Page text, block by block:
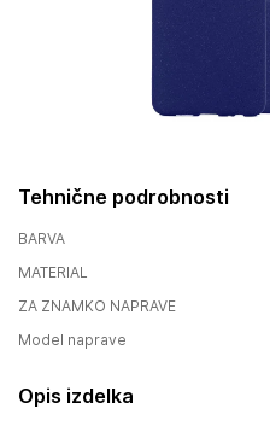
Tehnične podrobnosti
BARVA
MATERIAL
ZA ZNAMKO NAPRAVE
Model naprave
Opis izdelka